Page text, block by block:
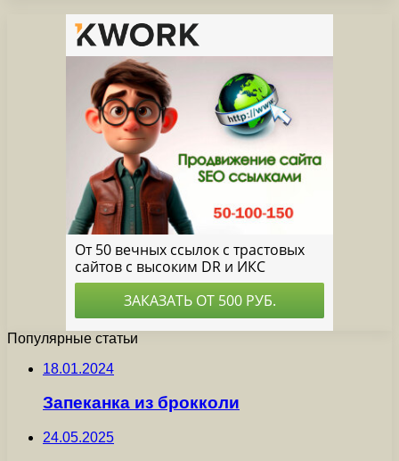
Популярные статьи
18.01.2024
Запеканка из брокколи
24.05.2025